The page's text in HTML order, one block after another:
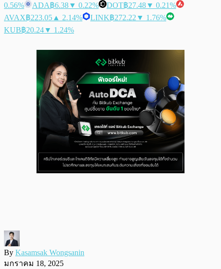
0.56%
ADA฿6.38▼ 0.22% DOT฿27.48▼ 0.21%
AVAX฿223.05 ▲ 2.14% LINK฿272.22 ▼ 1.76%
KUB฿20.24▼ 1.24%
By Kasamsak Wongsanin
มกราคม 18, 2025